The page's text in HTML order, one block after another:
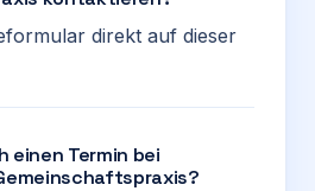
direkt auf dieser
einen Termin bei